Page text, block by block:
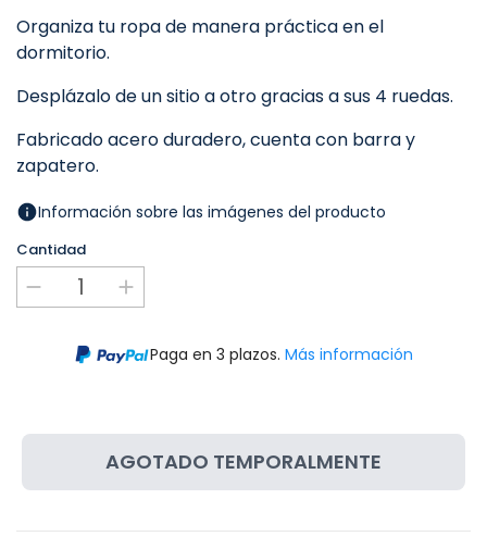
Organiza tu ropa de manera práctica en el
dormitorio.
Desplázalo de un sitio a otro gracias a sus 4 ruedas.
Fabricado acero duradero, cuenta con barra y
zapatero.
Información sobre las imágenes del producto
Cantidad
Paga en 3 plazos. Más información
AGOTADO TEMPORALMENTE